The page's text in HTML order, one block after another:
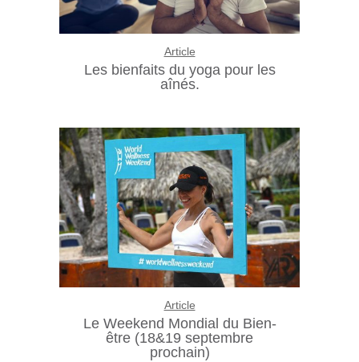
Article
Les bienfaits du yoga pour les
aînés.
Article
Le Weekend Mondial du Bien-
être (18&19 septembre
prochain)